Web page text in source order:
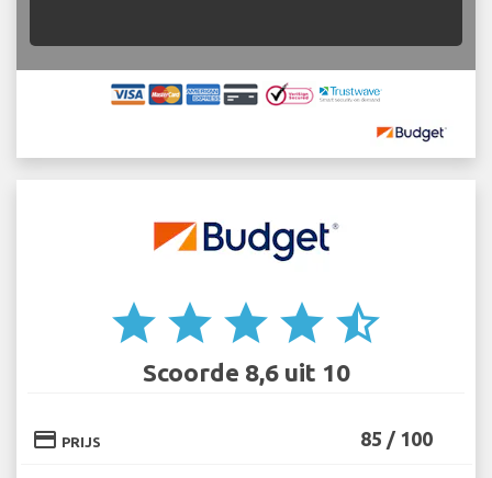
star star star star star_half
Scoorde 8,6 uit 10
credit_card PRIJS 85 / 100